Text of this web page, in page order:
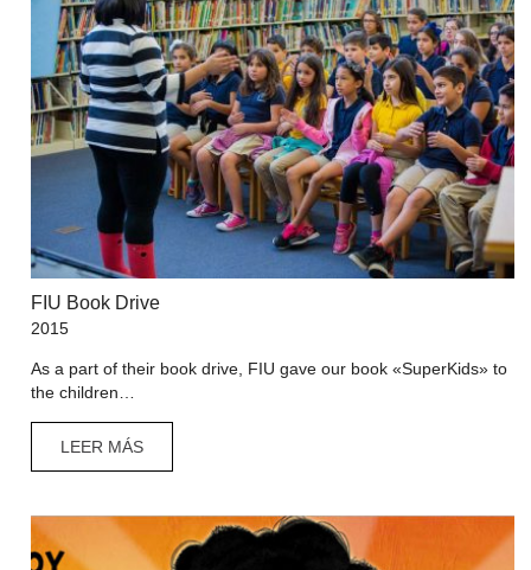
FIU Book Drive
2015
As a part of their book drive, FIU gave our book «SuperKids» to
the children…
LEER MÁS